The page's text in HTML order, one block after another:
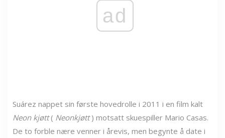
ad
Suárez nappet sin første hovedrolle i 2011 i en film kalt
Neon kjøtt( Neonkjøtt) motsatt skuespiller Mario Casas.
De to forble nære venner i årevis, men begynte å date i